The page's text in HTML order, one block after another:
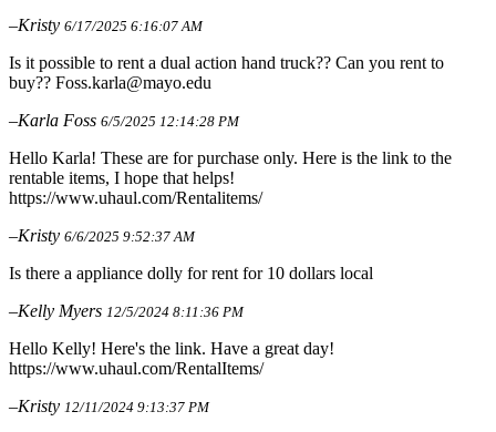
–Kristy 6/17/2025 6:16:07 AM
Is it possible to rent a dual action hand truck?? Can you rent to
buy?? Foss.karla@mayo.edu
–Karla Foss 6/5/2025 12:14:28 PM
Hello Karla! These are for purchase only. Here is the link to the
rentable items, I hope that helps!
https://www.uhaul.com/Rentalitems/
–Kristy 6/6/2025 9:52:37 AM
Is there a appliance dolly for rent for 10 dollars local
–Kelly Myers 12/5/2024 8:11:36 PM
Hello Kelly! Here's the link. Have a great day!
https://www.uhaul.com/RentalItems/
–Kristy 12/11/2024 9:13:37 PM